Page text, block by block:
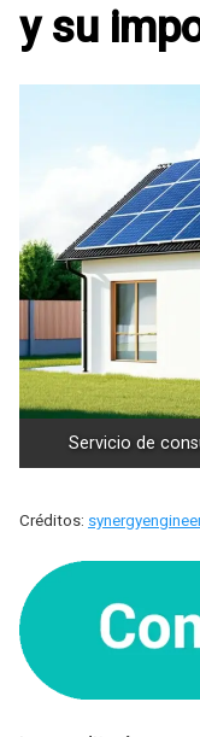
y su
Servicio de
Créditos: